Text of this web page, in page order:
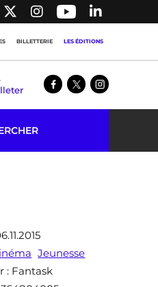
BILLETTERIE LES ÉDITIONS
Jeunesse
: Fantask